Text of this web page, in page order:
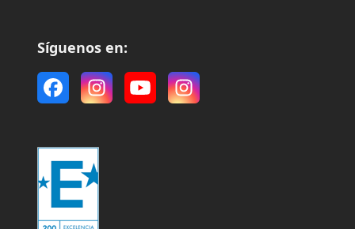
Síguenos en:
FacebookInstagram
YouTubeInstagram